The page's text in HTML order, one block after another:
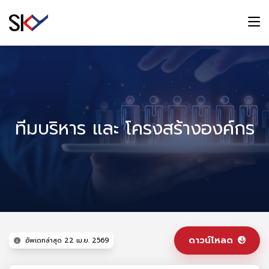
ทีมบริหาร และ โครงสร้างองค์กร
อัพเดทล่าสุด 22 เม.ย. 2569 ดาวน์โหลด